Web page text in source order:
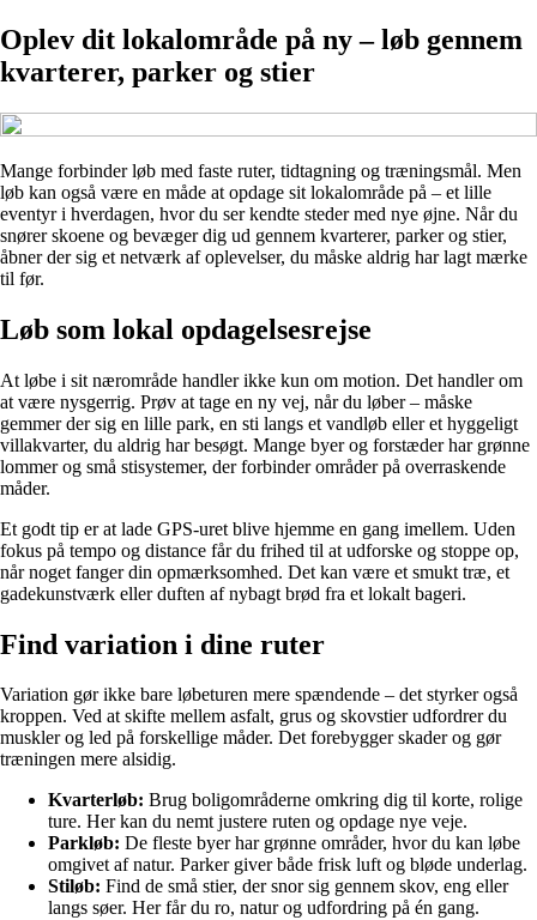
Oplev dit lokalområde på ny – løb gennem
kvarterer, parker og stier
Mange forbinder løb med faste ruter, tidtagning og træningsmål. Men
løb kan også være en måde at opdage sit lokalområde på – et lille
eventyr i hverdagen, hvor du ser kendte steder med nye øjne. Når du
snører skoene og bevæger dig ud gennem kvarterer, parker og stier,
åbner der sig et netværk af oplevelser, du måske aldrig har lagt mærke
til før.
Løb som lokal opdagelsesrejse
At løbe i sit nærområde handler ikke kun om motion. Det handler om
at være nysgerrig. Prøv at tage en ny vej, når du løber – måske
gemmer der sig en lille park, en sti langs et vandløb eller et hyggeligt
villakvarter, du aldrig har besøgt. Mange byer og forstæder har grønne
lommer og små stisystemer, der forbinder områder på overraskende
måder.
Et godt tip er at lade GPS-uret blive hjemme en gang imellem. Uden
fokus på tempo og distance får du frihed til at udforske og stoppe op,
når noget fanger din opmærksomhed. Det kan være et smukt træ, et
gadekunstværk eller duften af nybagt brød fra et lokalt bageri.
Find variation i dine ruter
Variation gør ikke bare løbeturen mere spændende – det styrker også
kroppen. Ved at skifte mellem asfalt, grus og skovstier udfordrer du
muskler og led på forskellige måder. Det forebygger skader og gør
træningen mere alsidig.
Kvarterløb: Brug boligområderne omkring dig til korte, rolige
ture. Her kan du nemt justere ruten og opdage nye veje.
Parkløb: De fleste byer har grønne områder, hvor du kan løbe
omgivet af natur. Parker giver både frisk luft og bløde underlag.
Stiløb: Find de små stier, der snor sig gennem skov, eng eller
langs søer. Her får du ro, natur og udfordring på én gang.